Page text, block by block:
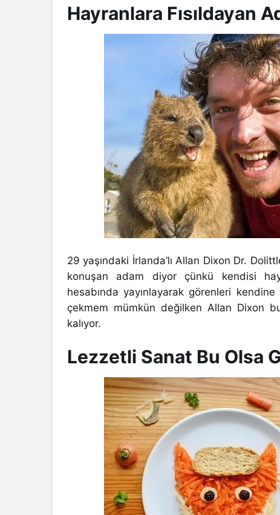
Hayranlara Fısıldayan
29 yaşındaki İrlanda’lı Allan Dixon Dr.
konuşan adam diyor çünkü kendisi
hesabında yayınlayarak görenleri
çekmem mümkün değilken Allan Dixon
kalıyor.
Lezzetli Sanat Bu Olsa